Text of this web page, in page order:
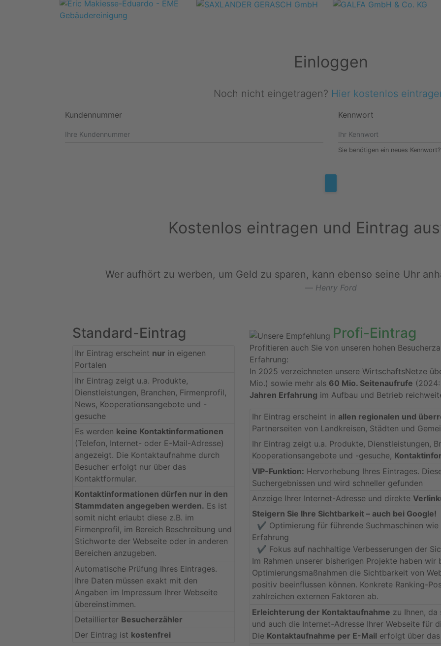
Einloggen
Noch nicht eingetragen? Hier kostenlos
Kundennummer Kennwort
Sie benötigen ein neues
Kostenlos eintragen und Eintrag
Wer aufhört zu werben, um Geld zu sparen, kann ebenso seine Uhr
Henry Ford
Standard-Eintrag
Ihr Eintrag erscheint nur in eigenen
Portalen
Ihr Eintrag zeigt u.a. Produkte,
Dienstleistungen, Branchen, Firmenprofil,
News, Kooperationsangebote und -
gesuche
Es werden keine Kontaktinformationen
(Telefon, Internet- oder E-Mail-Adresse)
angezeigt. Die Kontaktaufnahme durch
Besucher erfolgt nur über das
Kontaktformular.
Kontaktinformationen dürfen nur in den
Stammdaten angegeben werden. Es ist
somit nicht erlaubt diese z.B. im
Firmenprofil, im Bereich Beschreibung und
Stichworte der Webseite oder in anderen
Bereichen anzugeben.
Automatische Prüfung Ihres Eintrages.
Ihre Daten müssen exakt mit den
Angaben im Impressum Ihrer Webseite
übereinstimmen.
Detaillierter Besucherzähler
Der Eintrag ist kostenfrei
Profi-Eintrag
Profitieren auch Sie von unseren hohen
Erfahrung:
In 2025 verzeichneten unsere WirtschaftsNetze
Mio.) sowie mehr als 60 Mio. Seitenaufrufe
Jahren Erfahrung im Aufbau und Betrieb
Ihr Eintrag erscheint in allen regionalen und
Partnerseiten von Landkreisen, Städten und
Ihr Eintrag zeigt u.a. Produkte, Dienstleistungen,
Kooperationsangebote und -gesuche,
VIP-Funktion: Hervorhebung Ihres Eintrages.
Suchergebnissen und wird schneller gefunden
Anzeige Ihrer Internet-Adresse und direkte
Steigern Sie Ihre Sichtbarkeit – auch bei Google!
✔️ Optimierung für führende Suchmaschinen wie
Erfahrung
✔️ Fokus auf nachhaltige Verbesserungen der
Im Rahmen unserer bisherigen Projekte haben wir
Optimierungsmaßnahmen die Sichtbarkeit von
positiv beeinflussen können. Konkrete Ranking-
zahlreichen externen Faktoren ab.
Erleichterung der Kontaktaufnahme zu Ihnen, da
und auch die Internet-Adresse Ihrer Webseite für
Die Kontaktaufnahme per E-Mail erfolgt über